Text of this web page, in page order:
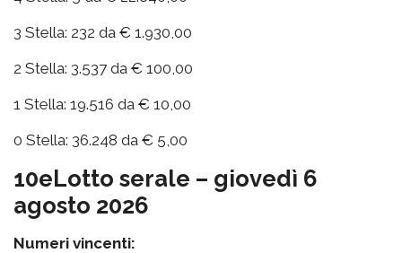
3 Stella: 232 da € 1.930,00
2 Stella: 3.537 da € 100,00
1 Stella: 19.516 da € 10,00
0 Stella: 36.248 da € 5,00
10eLotto serale – giovedì 6
agosto 2026
Numeri vincenti: